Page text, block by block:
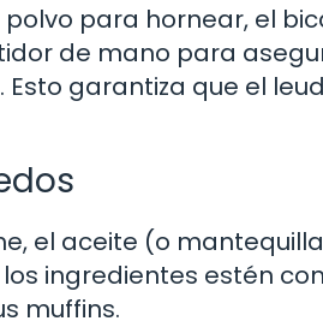
polvo para hornear, el
de mano para
garantiza que el
el aceite (o
ingredientes estén
muffins.